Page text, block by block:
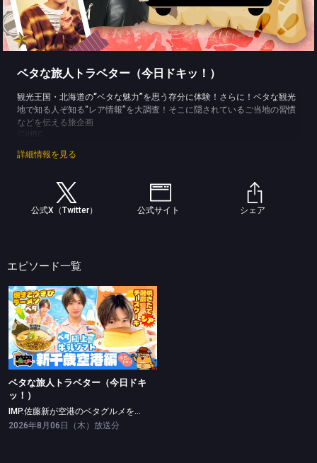
ベタな旅人トラベター（今日ドキッ！）
観光王国・北海道の“ベタな魅力”を思う存分に体験！さらに！ベタな観光
地で知る人ぞ知る“レア情報”を大調査！そこに隠されているご当地の習慣
などを伝える旅企画
詳細情報を見る
公式X（Twitter） 公式サイト シェア
エピソード一覧
ベタな旅人トラベター（今日ドキッ！）
IMP.佐藤新が空港のベタグルメを大満喫
ベタな旅人トラベター（今日ドキ
ッ！）
IMP.佐藤新が空港のベタグルメを大満喫
2026年8月06日（木）放送分